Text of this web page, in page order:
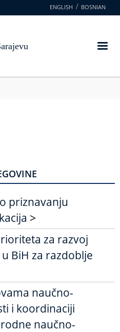
ENGLISH BOSNIAN
priznavanju
>
za razvoj
BiH za razdoblje
naučno-
i koordinaciji
naučno-